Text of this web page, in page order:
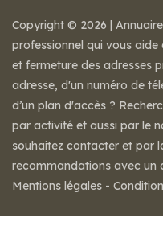
Copyright © 2026 |
professionnel qui vous aide
et fermeture des adresses
adresse, d'un numéro de
d’un plan d'accès ?
par activité et aussi par le
souhaitez contacter et par
recommandations avec un
Mentions légales -